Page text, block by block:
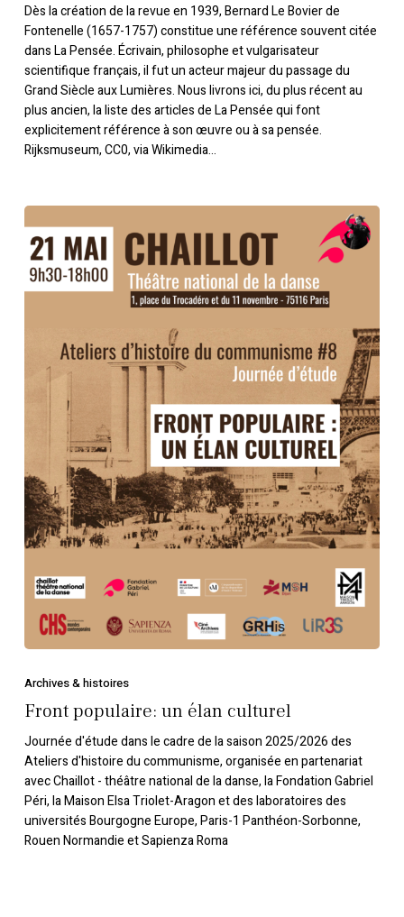
Dès la création de la revue en 1939, Bernard Le Bovier de
Fontenelle (1657-1757) constitue une référence souvent citée
dans La Pensée. Écrivain, philosophe et vulgarisateur
scientifique français, il fut un acteur majeur du passage du
Grand Siècle aux Lumières. Nous livrons ici, du plus récent au
plus ancien, la liste des articles de La Pensée qui font
explicitement référence à son œuvre ou à sa pensée.
Rijksmuseum, CC0, via Wikimedia…
Front
populaire:
un
élan
Archives & histoires
Front populaire: un élan culturel
Journée d'étude dans le cadre de la saison 2025/2026 des
Ateliers d'histoire du communisme, organisée en partenariat
avec Chaillot - théâtre national de la danse, la Fondation Gabriel
Péri, la Maison Elsa Triolet-Aragon et des laboratoires des
universités Bourgogne Europe, Paris-1 Panthéon-Sorbonne,
Rouen Normandie et Sapienza Roma